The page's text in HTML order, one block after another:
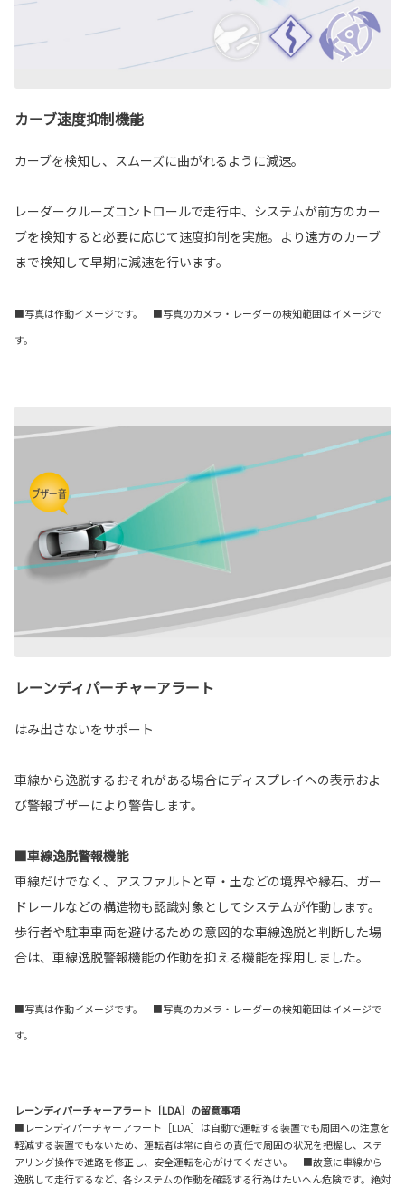
カーブ速度抑制機能
カーブを検知し、スムーズに曲がれるように減速。
レーダークルーズコントロールで走行中、システムが前方のカー
ブを検知すると必要に応じて速度抑制を実施。より遠方のカーブ
まで検知して早期に減速を行います。
■写真は作動イメージです。 ■写真のカメラ・レーダーの検知範囲はイメージで
す。
レーンディパーチャーアラート
はみ出さないをサポート
車線から逸脱するおそれがある場合にディスプレイへの表示およ
び警報ブザーにより警告します。
■車線逸脱警報機能
車線だけでなく、アスファルトと草・土などの境界や縁石、ガー
ドレールなどの構造物も認識対象としてシステムが作動します。
歩行者や駐車車両を避けるための意図的な車線逸脱と判断した場
合は、車線逸脱警報機能の作動を抑える機能を採用しました。
■写真は作動イメージです。 ■写真のカメラ・レーダーの検知範囲はイメージで
す。
レーンディパーチャーアラート［LDA］の留意事項
■レーンディパーチャーアラート［LDA］は自動で運転する装置でも周囲への注意を
軽減する装置でもないため、運転者は常に自らの責任で周囲の状況を把握し、ステ
アリング操作で進路を修正し、安全運転を心がけてください。 ■故意に車線から
逸脱して走行するなど、各システムの作動を確認する行為はたいへん危険です。絶対